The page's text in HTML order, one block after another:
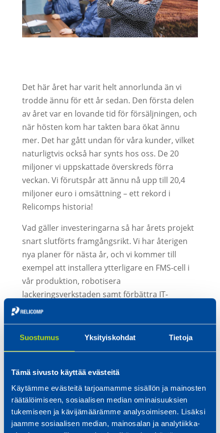
Suostumus Yksityiskohdat Tietoja
Tämä sivusto käyttää evästeitä
Käytämme evästeitä tarjoamamme sisällön ja mainosten
räätälöimiseen, sosiaalisen median ominaisuuksien
tukemiseen ja kävijämäärämme analysoimiseen. Lisäksi
jaamme sosiaalisen median, mainosalan ja analytiikka-
Det här året har varit helt annorlunda än vi
trodde ännu för ett år sedan. Den första delen
av året var en lovande tid för försäljningen, och
när hösten kom har takten bara ökat ännu
mer. Det har gått undan för våra kunder, vilket
naturligtvis också har synts hos oss. De 20
miljoner vi uppskattade överskreds förra
veckan. Vi förutspår att ännu nå upp till 20,4
miljoner euro i omsättning – ett rekord i
Relicomps historia!
Vad gäller investeringarna så har årets projekt
snart slutförts framgångsrikt. Vi har återigen
nya planer för nästa år, och vi kommer till
exempel att installera ytterligare en FMS-cell i
vår produktion, robotisera
lackeringsverkstaden samt förbättra IT-
infrastrukturen. Vi planerade också att anställa
utmärkt med det. Det är fantastiskt hur väl vi
mycket tacksamma för våra arbetstagare över
detta, som har arbetat hårt och också deltagit i
vår marknadsföring. Rekryteringen fortsätter
nästa år, då vi kommer att anställa cirka tio nya
arbetstagare för både produktionen och som